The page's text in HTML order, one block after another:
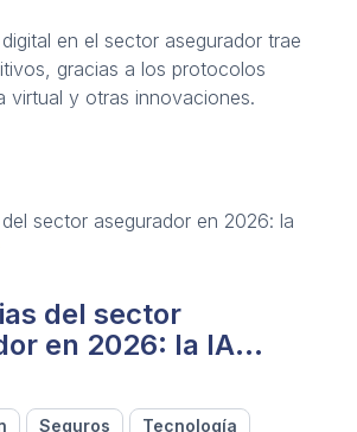
en el sector asegurador trae
gracias a los protocolos
virtual y otras innovaciones.
del sector
en 2026: la IA
Seguros Tecnología